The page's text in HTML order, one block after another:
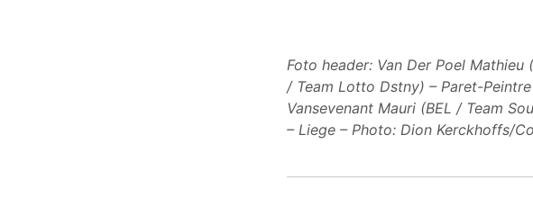
Foto header: Van Der Poel
/ Team Lotto Dstny) – Paret-
Vansevenant Mauri (BEL / Team
– Liege – Photo: Dion Kerckhoffs/